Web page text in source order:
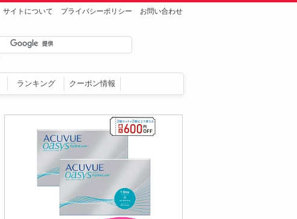
サイトについて プライバシーポリシー お問い合わせ
ランキング クーポン情報